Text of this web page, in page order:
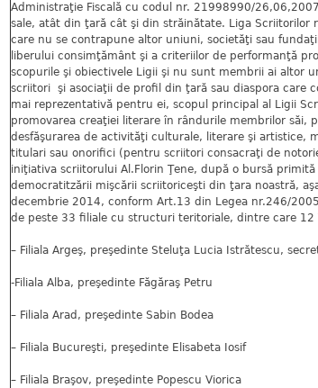
Administraţie Fiscală cu codul nr. 21998990/
sale, atât din ţară cât şi din străinătate. Liga Scriitorilor
care nu se contrapune altor uniuni, societăţi sau
liberului consimţământ şi a criteriilor de performanţă
scopurile şi obiectivele Ligii şi nu sunt membrii ai altor
scriitori şi asociaţii de profil din ţară sau diaspora care
mai reprezentativă pentru ei, scopul principal al Ligii
promovarea creaţiei literare în rândurile membrilor săi,
desfăşurarea de activităţi culturale, literare şi artistice,
titulari sau onorifici (pentru scriitori consacraţi de
iniţiativa scriitorului Al.Florin Ţene, după o bursă
democratitzării mişcării scriitoriceşti din ţara noastră,
decembrie 2014, conform Art.13 din Legea nr.246/
de peste 33 filiale cu structuri teritoriale, dintre care 12
– Filiala Argeş, preşedinte Steluţa Lucia Istrătescu,
-Filiala Alba, preşedinte Făgăraş Petru
– Filiala Arad, preşedinte Sabin Bodea
– Filiala Bucureşti, preşedinte Elisabeta Iosif
– Filiala Braşov, preşedinte Popescu Viorica